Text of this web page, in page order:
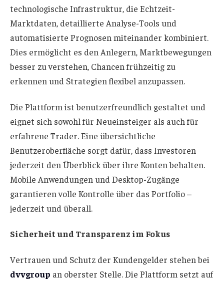
technologische Infrastruktur, die Echtzeit-
Marktdaten, detaillierte Analyse-Tools und
automatisierte Prognosen miteinander kombiniert.
Dies ermöglicht es den Anlegern, Marktbewegungen
besser zu verstehen, Chancen frühzeitig zu
erkennen und Strategien flexibel anzupassen.
Die Plattform ist benutzerfreundlich gestaltet und
eignet sich sowohl für Neueinsteiger als auch für
erfahrene Trader. Eine übersichtliche
Benutzeroberfläche sorgt dafür, dass Investoren
jederzeit den Überblick über ihre Konten behalten.
Mobile Anwendungen und Desktop-Zugänge
garantieren volle Kontrolle über das Portfolio –
jederzeit und überall.
Sicherheit und Transparenz im Fokus
Vertrauen und Schutz der Kundengelder stehen bei
dvvgroup an oberster Stelle. Die Plattform setzt auf